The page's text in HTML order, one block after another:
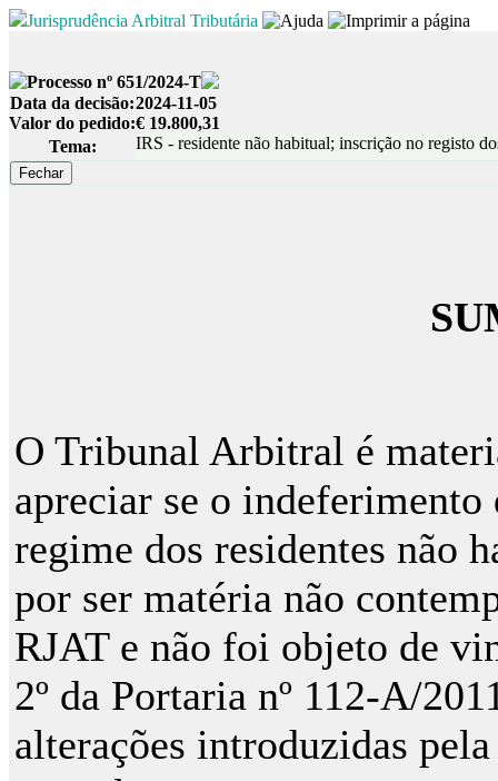
Jurisprudência Arbitral Tributária
Processo nº 651/2024-T
Data da decisão:2024-11-05
Valor do pedido:€ 19.800,31
Tema:
IRS - residente não habitual; inscrição no registo
O Tribunal Arbitral é
apreciar se o
regime dos residentes não
por ser matéria não
RJAT e não foi objeto de
2º da Portaria nº 112-A/
alterações introduzidas